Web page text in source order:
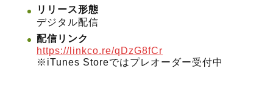
リリース形態
デジタル配信
配信リンク
https://linkco.re/qDzG8fCr
※iTunes Storeではプレオーダー受付中